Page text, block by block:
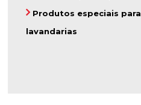
Produtos especiais para
lavandarias